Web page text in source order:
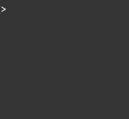
>